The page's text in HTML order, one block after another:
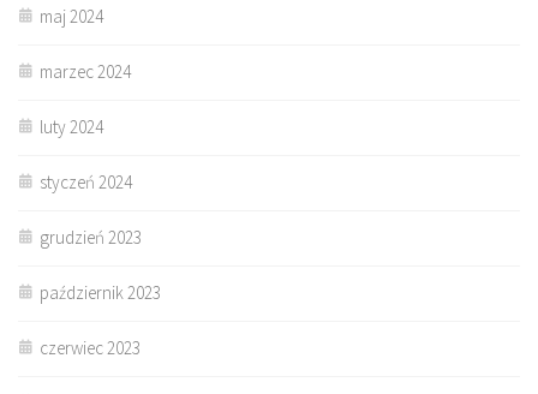
maj 2024
marzec 2024
luty 2024
styczeń 2024
grudzień 2023
październik 2023
czerwiec 2023